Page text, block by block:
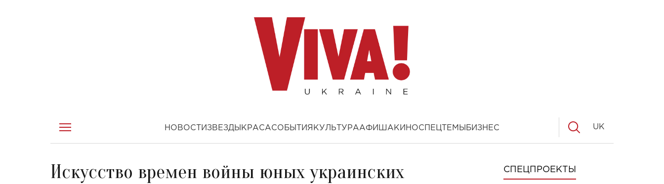
НОВОСТИ ЗВЕЗДЫ КРАСАСОБЫТИЯ КУЛЬТУРААФИША КИНОСПЕЦТЕМЫ БИЗНЕС UK
Искусство времен войны юных украинских
СПЕЦПРОЕКТЫ